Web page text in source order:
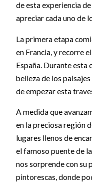
de esta experiencia
apreciar cada uno de
La primera etapa
en Francia, y recorre
España. Durante esta
belleza de los
de empezar esta
A medida que
en la preciosa región
lugares llenos de
el famoso puente de
nos sorprende con su
pintorescas, donde